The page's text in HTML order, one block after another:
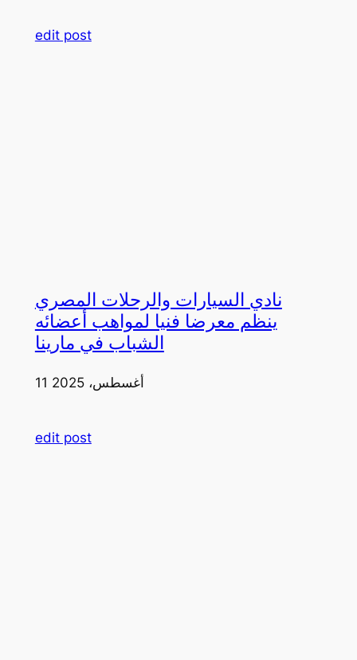
edit post
نادي السيارات والرحلات المصري
ينظم معرضا فنيا لمواهب أعضائه
الشباب في مارينا
11 أغسطس، 2025
edit post